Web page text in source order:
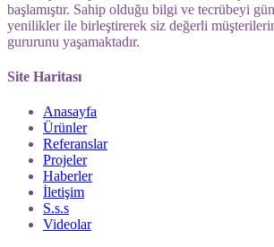
başlamıştır. Sahip olduğu bilgi ve tecrübeyi
yenilikler ile birleştirerek siz değerli
gururunu yaşamaktadır.
Site Haritası
Anasayfa
Ürünler
Referanslar
Projeler
Haberler
İletişim
S.s.s
Videolar